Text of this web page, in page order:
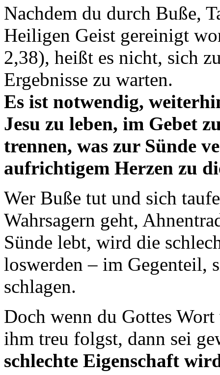
Nachdem du durch Buße,
Heiligen Geist gereinigt
2,38), heißt es nicht, sich
Ergebnisse zu warten.
Es ist notwendig,
Jesu zu leben, im Gebet
trennen, was zur Sünde
aufrichtigem Herzen zu
Wer Buße tut und sich
Wahrsagern geht,
Sünde lebt, wird die
loswerden – im Gegenteil,
schlagen.
Doch wenn du Gottes
ihm treu folgst, dann sei
schlechte Eigenschaft